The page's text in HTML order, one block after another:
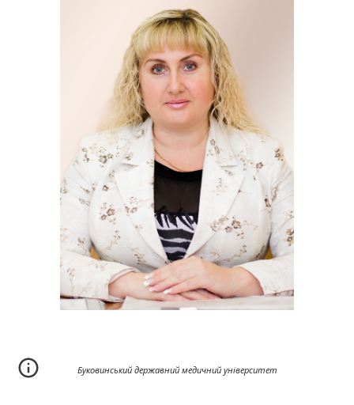
Буковинський державний медичний університет